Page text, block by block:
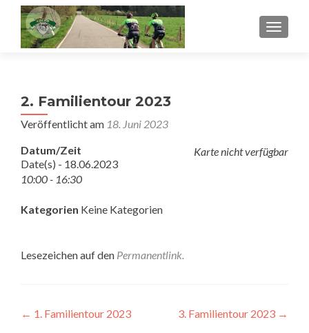
2. Familientour 2023
Veröffentlicht am 18. Juni 2023
Karte nicht verfügbar
Datum/Zeit
Date(s) - 18.06.2023
10:00 - 16:30
Kategorien Keine Kategorien
Lesezeichen auf den Permanentlink.
Beitragsnavigation
← 1. Familientour 2023 3. Familientour 2023 →